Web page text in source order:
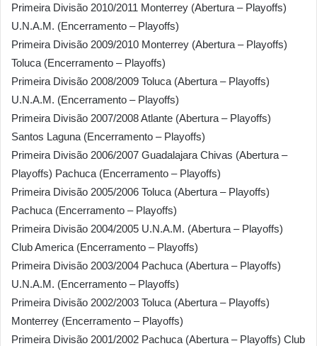
Primeira Divisão 2010/2011 Monterrey (Abertura – Playoffs)
U.N.A.M. (Encerramento – Playoffs)
Primeira Divisão 2009/2010 Monterrey (Abertura – Playoffs)
Toluca (Encerramento – Playoffs)
Primeira Divisão 2008/2009 Toluca (Abertura – Playoffs)
U.N.A.M. (Encerramento – Playoffs)
Primeira Divisão 2007/2008 Atlante (Abertura – Playoffs)
Santos Laguna (Encerramento – Playoffs)
Primeira Divisão 2006/2007 Guadalajara Chivas (Abertura –
Playoffs) Pachuca (Encerramento – Playoffs)
Primeira Divisão 2005/2006 Toluca (Abertura – Playoffs)
Pachuca (Encerramento – Playoffs)
Primeira Divisão 2004/2005 U.N.A.M. (Abertura – Playoffs)
Club America (Encerramento – Playoffs)
Primeira Divisão 2003/2004 Pachuca (Abertura – Playoffs)
U.N.A.M. (Encerramento – Playoffs)
Primeira Divisão 2002/2003 Toluca (Abertura – Playoffs)
Monterrey (Encerramento – Playoffs)
Primeira Divisão 2001/2002 Pachuca (Abertura – Playoffs) Club